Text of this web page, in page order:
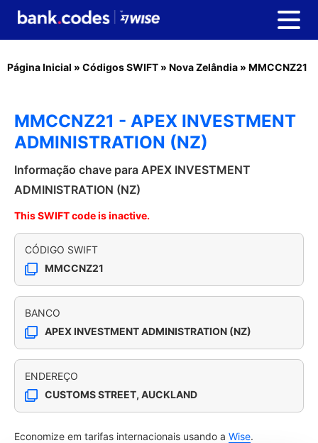
Página Inicial » Códigos SWIFT » Nova Zelândia » MMCCNZ21
MMCCNZ21 - APEX INVESTMENT
ADMINISTRATION (NZ)
Informação chave para APEX INVESTMENT
ADMINISTRATION (NZ)
This SWIFT code is inactive.
CÓDIGO SWIFT
MMCCNZ21
BANCO
APEX INVESTMENT ADMINISTRATION (NZ)
ENDEREÇO
CUSTOMS STREET, AUCKLAND
Economize em tarifas internacionais usando a Wise.